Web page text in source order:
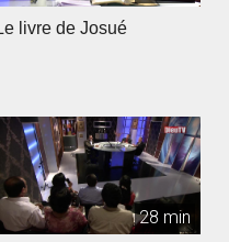
livre de Josué
28 min